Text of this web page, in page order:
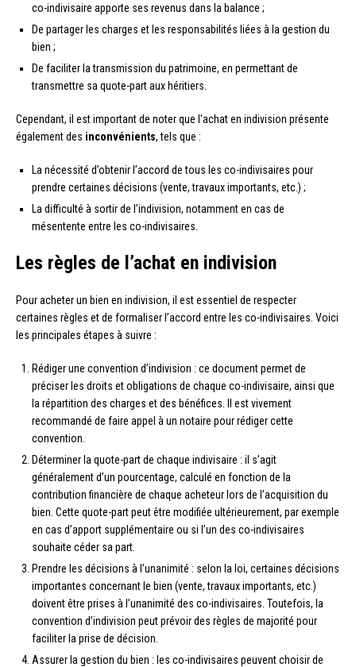
co-indivisaire apporte ses revenus dans la balance ;
De partager les charges et les responsabilités liées à la gestion du
bien ;
De faciliter la transmission du patrimoine, en permettant de
transmettre sa quote-part aux héritiers.
Cependant, il est important de noter que l’achat en indivision présente
également des inconvénients, tels que :
La nécessité d’obtenir l’accord de tous les co-indivisaires pour
prendre certaines décisions (vente, travaux importants, etc.) ;
La difficulté à sortir de l’indivision, notamment en cas de
mésentente entre les co-indivisaires.
Les règles de l’achat en indivision
Pour acheter un bien en indivision, il est essentiel de respecter
certaines règles et de formaliser l’accord entre les co-indivisaires. Voici
les principales étapes à suivre :
Rédiger une convention d’indivision : ce document permet de
préciser les droits et obligations de chaque co-indivisaire, ainsi que
la répartition des charges et des bénéfices. Il est vivement
recommandé de faire appel à un notaire pour rédiger cette
convention.
Déterminer la quote-part de chaque indivisaire : il s’agit
généralement d’un pourcentage, calculé en fonction de la
contribution financière de chaque acheteur lors de l’acquisition du
bien. Cette quote-part peut être modifiée ultérieurement, par exemple
en cas d’apport supplémentaire ou si l’un des co-indivisaires
souhaite céder sa part.
Prendre les décisions à l’unanimité : selon la loi, certaines décisions
importantes concernant le bien (vente, travaux importants, etc.)
doivent être prises à l’unanimité des co-indivisaires. Toutefois, la
convention d’indivision peut prévoir des règles de majorité pour
faciliter la prise de décision.
Assurer la gestion du bien : les co-indivisaires peuvent choisir de